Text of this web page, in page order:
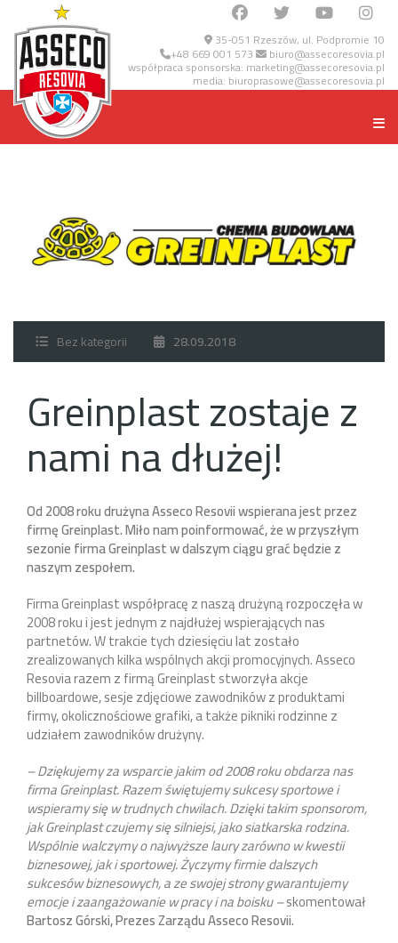
35-051 Rzeszów, ul. Podpromie 10
+48 669 001 573 biuro@assecoresovia.pl
współpraca sponsorska: marketing@assecoresovia.pl
media: biuroprasowe@assecoresovia.pl
Bez kategorii 28.09.2018
Greinplast zostaje z
nami na dłużej!
Od 2008 roku drużyna Asseco Resovii wspierana jest przez
firmę Greinplast. Miło nam poinformować, że w przyszłym
sezonie firma Greinplast w dalszym ciągu grać będzie z
naszym zespołem.
Firma Greinplast współpracę z naszą drużyną rozpoczęła w
2008 roku i jest jednym z najdłużej wspierających nas
partnetów. W trakcie tych dziesięciu lat zostało
zrealizowanych kilka wspólnych akcji promocyjnych. Asseco
Resovia razem z firmą Greinplast stworzyła akcje
billboardowe, sesje zdjęciowe zawodników z produktami
firmy, okolicznościowe grafiki, a także pikniki rodzinne z
udziałem zawodników drużyny.
– Dziękujemy za wsparcie jakim od 2008 roku obdarza nas
firma Greinplast. Razem świętujemy sukcesy sportowe i
wspieramy się w trudnych chwilach. Dzięki takim sponsorom,
jak Greinplast czujemy się silniejsi, jako siatkarska rodzina.
Wspólnie walczymy o najwyższe laury zarówno w kwestii
biznesowej, jak i sportowej. Życzymy firmie dalszych
sukcesów biznesowych, a ze swojej strony gwarantujemy
emocje i zaangażowanie w pracy i na boisku –skomentował
Bartosz Górski, Prezes Zarządu Asseco Resovii.